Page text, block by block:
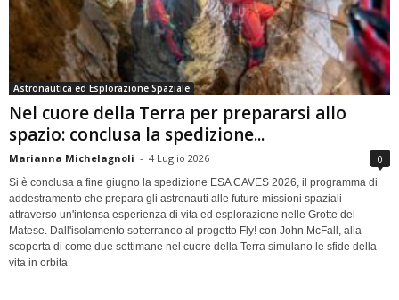
Astronautica ed Esplorazione Spaziale
Nel cuore della Terra per prepararsi allo
spazio: conclusa la spedizione...
Marianna Michelagnoli - 4 Luglio 2026 0
Si è conclusa a fine giugno la spedizione ESA CAVES 2026, il programma di
addestramento che prepara gli astronauti alle future missioni spaziali
attraverso un'intensa esperienza di vita ed esplorazione nelle Grotte del
Matese. Dall'isolamento sotterraneo al progetto Fly! con John McFall, alla
scoperta di come due settimane nel cuore della Terra simulano le sfide della
vita in orbita